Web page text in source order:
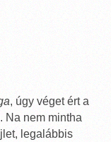
, úgy véget ért a
Na nem mintha
legalábbis